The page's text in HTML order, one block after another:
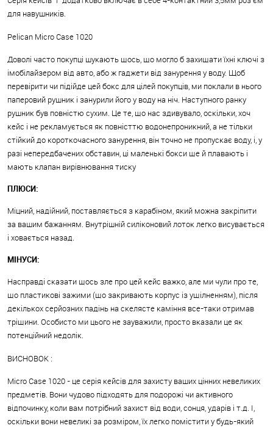
для навушників.
Pelican Micro Case 1020
Доволі часто покупці шукають щось, що могло б захищати їхні ключі з
імобілайзером від авто, або ж гаджети від занурення у воду. Щоб
перевірити чи підійде цей бокс для цілей покупців, ми поклали в нього
паперовий рушник і занурили його у воду на ніч. Наступного ранку
рушник був повністю сухим. Це те, що нас здивувало, оскільки, хоч
кейс і не рекламується як повністтю водонепроникний, а не тільки
стійкий до короткочасного занурення, він точно не пропускає воду, і, у
разі непередбачених обставин, ці маленькі бокси ще й плавають і
мають клапан вирівнювання тиску
ПЛЮСИ:
Міцний, надійний, поставляється з карабіном, який можна закріпити
за вашим бажанням. Внутрішній силіконовий лоток легко висувається
і ховається назад.
МІНУСИ:
Насправді сказати щось зле про цей кейс важко, але ми чули про те,
що пластикові зажими (що закривають корпус із ущілненням), після
декількох серйозних падінь на скелясте каміння все-таки отримав
тріщини. Особисто ми цього не зауважили, просто вказали це як
потенційний недолік.
ВИСНОВОК :
Micro Case 1020 - це серія кейсів для захисту ваших цінних невеликих
предметів. Вони чудово підходять для подорожі чи активного
відпочинку, коли вам потрібний захист від води, сонця, ударів і т.д. І,
оскільки вони невеликі за розміром, їх легко помістити у будь-який